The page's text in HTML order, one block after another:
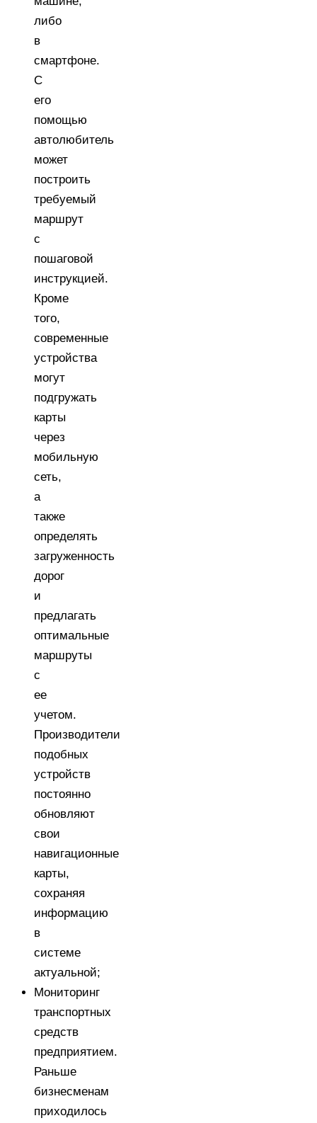
либо
в
смартфоне.
С
его
помощью
автолюбитель
может
построить
требуемый
маршрут
с
пошаговой
инструкцией.
Кроме
того,
современные
устройства
могут
подгружать
карты
через
мобильную
сеть,
а
также
определять
загруженность
дорог
и
предлагать
оптимальные
маршруты
с
ее
учетом.
Производители
подобных
устройств
постоянно
обновляют
свои
навигационные
карты,
сохраняя
информацию
в
системе
актуальной;
Мониторинг
транспортных
средств
предприятием.
Раньше
бизнесменам
приходилось